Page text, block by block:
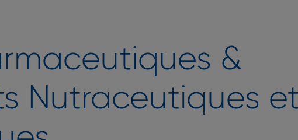
&
Nutraceutiques et